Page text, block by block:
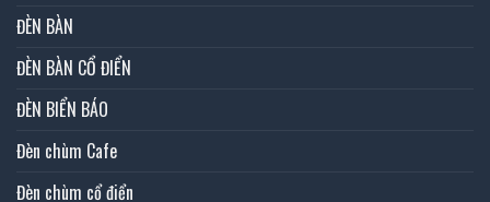
ĐÈN BÀN
ĐÈN BÀN CỔ ĐIỂN
ĐÈN BIỂN BÁO
Đèn chùm Cafe
Đèn chùm cổ điển